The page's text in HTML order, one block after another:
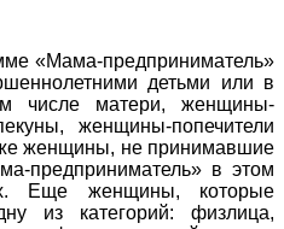
«Мама-предприниматель»
детьми или в
числе матери, женщины-
женщины-попечители
женщины, не принимавшие
предприниматель» в этом
Еще женщины, которые
из категорий: физлица,